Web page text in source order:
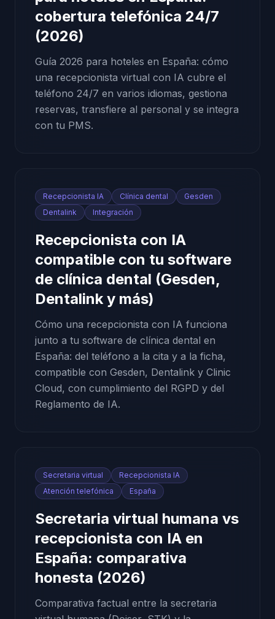
cobertura telefónica 24/7
(2026)
Guía 2026 para hoteles en España: cómo
una recepcionista virtual con IA cubre el
teléfono 24/7 en varios idiomas, gestiona
reservas, transfiere al personal y se integra
con tu PMS.
Recepcionista IA Clínica dental
Gesden
Dentalink
Integración
Recepcionista con IA
compatible con tu software
de clínica dental (Gesden,
Dentalink y más)
Cómo una recepcionista con IA funciona
junto a tu software de clínica dental en
España: del teléfono a la cita y a la ficha,
compatible con Gesden, Dentalink y Clinic
Cloud, con cumplimiento del RGPD y del
Reglamento de IA.
Secretaria virtual
Recepcionista IA
Atención telefónica
España
Secretaria virtual humana vs
recepcionista con IA en
España: comparativa
honesta (2026)
Comparativa factual entre la secretaria